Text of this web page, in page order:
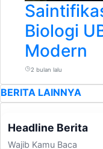
Biologi
Modern
2 bulan lalu
BERITA LAINNYA
Headline Berita
Wajib Kamu Baca